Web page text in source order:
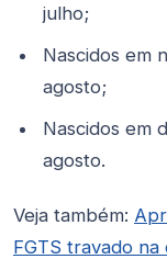
julho;
Nascidos em
agosto;
Nascidos em
agosto.
Veja também:
FGTS travado na